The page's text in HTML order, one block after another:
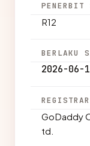
PENERBIT
R12
BERLAKU
2026-06-
REGISTRAR
GoDaddy
td.